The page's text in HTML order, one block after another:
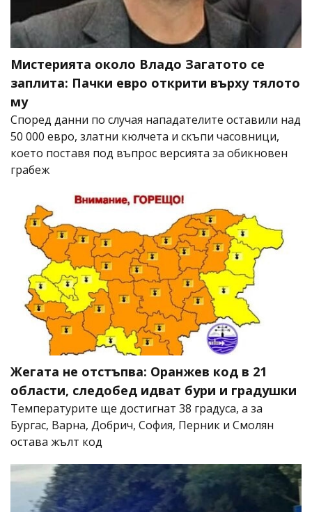
Мистерията около Владо Загатото се
заплита: Пачки евро открити върху тялото
му
Според данни по случая нападателите оставили над
50 000 евро, златни кюлчета и скъпи часовници,
което поставя под въпрос версията за обикновен
грабеж
Жегата не отстъпва: Оранжев код в 21
области, следобед идват бури и градушки
Температурите ще достигнат 38 градуса, а за
Бургас, Варна, Добрич, София, Перник и Смолян
остава жълт код